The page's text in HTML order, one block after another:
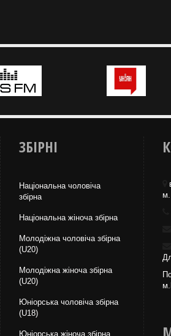
ЗБІРНІ
Національна чоловіча
збірна
Національна жiноча збірна
Молодіжна чоловіча збірна
(U20)
Молодіжна жіноча збірна
(U20)
Юніорська чоловіча збірна
(U18)
Юніорська жіноча збірна
м.